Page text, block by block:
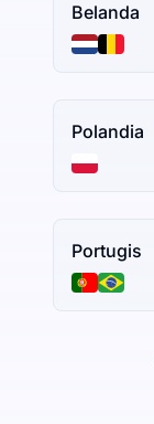
Belanda
Polandia
Portugis